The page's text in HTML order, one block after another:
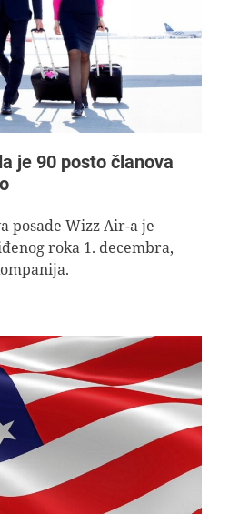
je 90 posto članova
posade Wizz Air-a je
roka 1. decembra,